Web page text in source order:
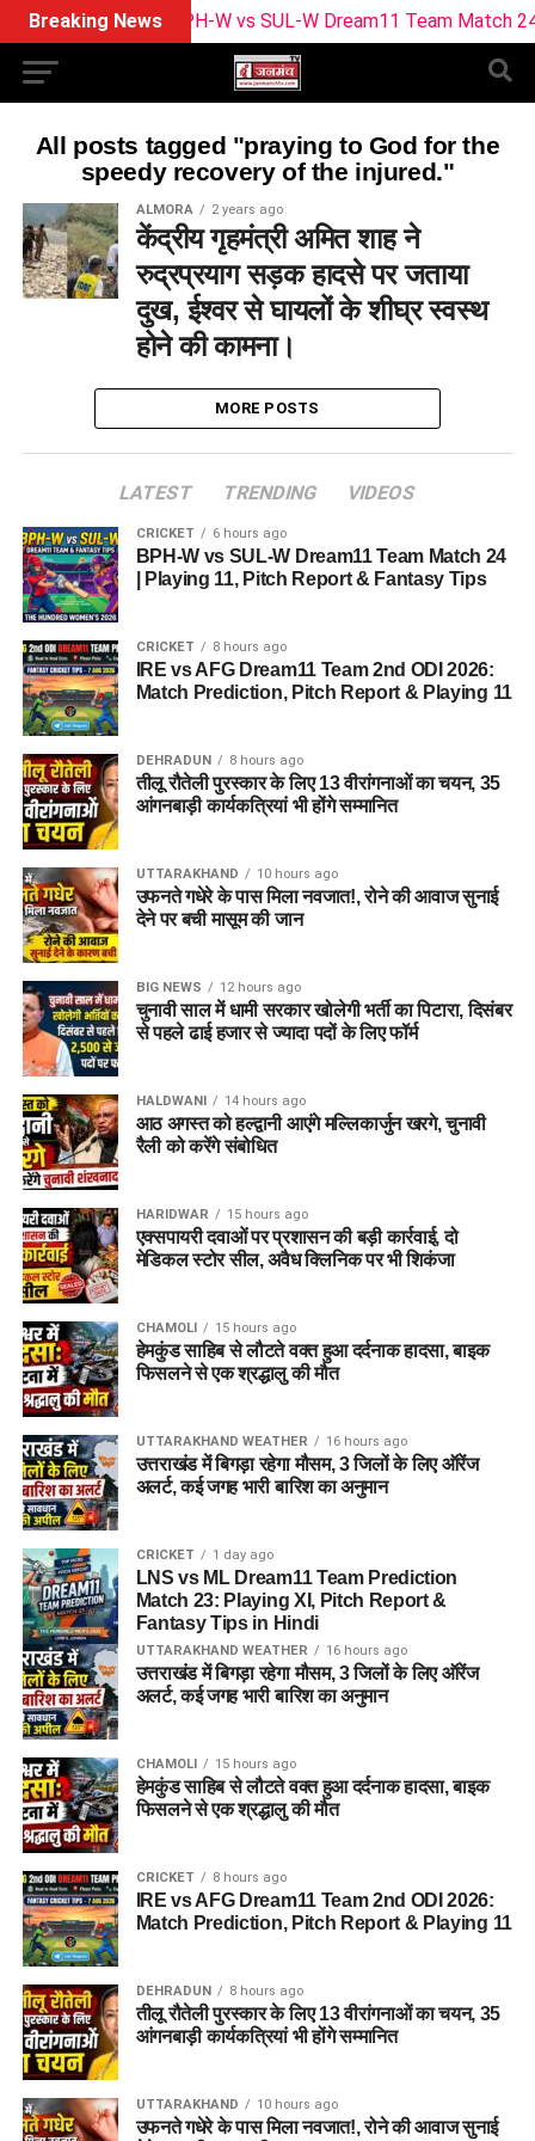
Breaking NewsBPH-W vs SUL-W Dream11 Team Match 24 |
All posts tagged "praying to God for the
speedy recovery of the injured."
ALMORA 2 years ago
केंद्रीय गृहमंत्री अमित शाह ने
रुद्रप्रयाग सड़क हादसे पर जताया
दुख, ईश्वर से घायलों के शीघ्र स्वस्थ
होने की कामना।
MORE POSTS
LATEST TRENDING VIDEOS
CRICKET 6 hours ago
BPH-W vs SUL-W Dream11 Team Match 24
| Playing 11, Pitch Report & Fantasy Tips
CRICKET 8 hours ago
IRE vs AFG Dream11 Team 2nd ODI 2026:
Match Prediction, Pitch Report & Playing 11
DEHRADUN 8 hours ago
तीलू रौतेली पुरस्कार के लिए 13 वीरांगनाओं का चयन, 35
आंगनबाड़ी कार्यकत्रियां भी होंगे सम्मानित
UTTARAKHAND 10 hours ago
उफनते गधेरे के पास मिला नवजात!, रोने की आवाज सुनाई
देने पर बची मासूम की जान
BIG NEWS 12 hours ago
चुनावी साल में धामी सरकार खोलेगी भर्ती का पिटारा, दिसंबर
से पहले ढाई हजार से ज्यादा पदों के लिए फॉर्म
HALDWANI 14 hours ago
आठ अगस्त को हल्द्वानी आएंगे मल्लिकार्जुन खरगे, चुनावी
रैली को करेंगे संबोधित
HARIDWAR 15 hours ago
एक्सपायरी दवाओं पर प्रशासन की बड़ी कार्रवाई, दो
मेडिकल स्टोर सील, अवैध क्लिनिक पर भी शिकंजा
CHAMOLI 15 hours ago
हेमकुंड साहिब से लौटते वक्त हुआ दर्दनाक हादसा, बाइक
फिसलने से एक श्रद्धालु की मौत
UTTARAKHAND WEATHER 16 hours ago
उत्तराखंड में बिगड़ा रहेगा मौसम, 3 जिलों के लिए ऑरेंज
अलर्ट, कई जगह भारी बारिश का अनुमान
CRICKET 1 day ago
LNS vs ML Dream11 Team Prediction
Match 23: Playing XI, Pitch Report &
Fantasy Tips in Hindi
UTTARAKHAND WEATHER 16 hours ago
उत्तराखंड में बिगड़ा रहेगा मौसम, 3 जिलों के लिए ऑरेंज
अलर्ट, कई जगह भारी बारिश का अनुमान
CHAMOLI 15 hours ago
हेमकुंड साहिब से लौटते वक्त हुआ दर्दनाक हादसा, बाइक
फिसलने से एक श्रद्धालु की मौत
CRICKET 8 hours ago
IRE vs AFG Dream11 Team 2nd ODI 2026:
Match Prediction, Pitch Report & Playing 11
DEHRADUN 8 hours ago
तीलू रौतेली पुरस्कार के लिए 13 वीरांगनाओं का चयन, 35
आंगनबाड़ी कार्यकत्रियां भी होंगे सम्मानित
UTTARAKHAND 10 hours ago
उफनते गधेरे के पास मिला नवजात!, रोने की आवाज सुनाई